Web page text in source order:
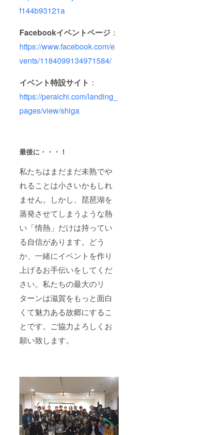
f144b93121a
Facebookイベントページ ：
https://www.facebook.com/e
vents/1184099134971584/
イベント特設サイト ：
https://peraichi.com/landing_
pages/view/shiga
最後に・・・！
私たちはまだまだ未熟でや
れることは小さいかもしれ
ません。しかし、琵琶湖を
蒸発させてしまうような熱
い「情熱」だけは持ってい
る自信があります。どう
か、一緒にイベントを作り
上げるお手伝いをしてくだ
さい。私たちの最大のリ
ターンは滋賀をもっと面白
くて魅力ある故郷にするこ
とです。ご協力よろしくお
願い致します。